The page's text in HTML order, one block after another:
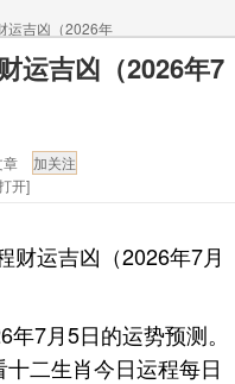
体验新程序及感觉！！
2025-10-12
注册声明
2021-9-7
运吉凶（2026年
运吉凶（2026年7
章
开]
运吉凶（2026年7月
7月5日的运势预测。
二生肖今日运程每日